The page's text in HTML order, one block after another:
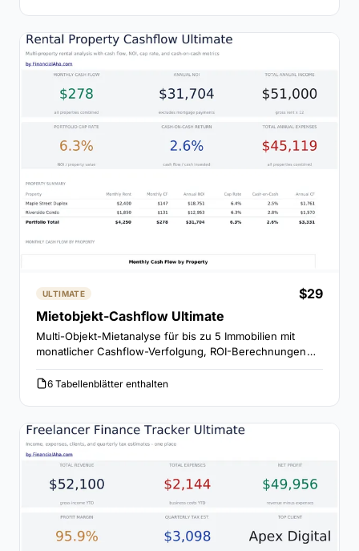
ULTIMATE
$29
Mietobjekt-Cashflow Ultimate
Multi-Objekt-Mietanalyse für bis zu 5 Immobilien mit
monatlicher Cashflow-Verfolgung, ROI-Berechnungen
und Sensitivitätsanalyse für Schlüsselvariablen.
6 Tabellenblätter enthalten